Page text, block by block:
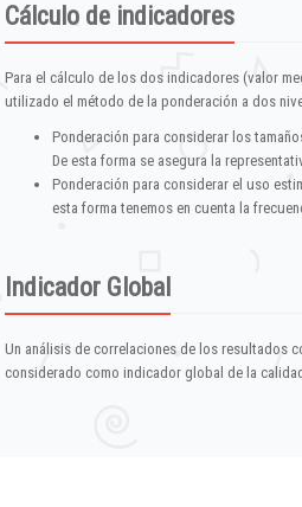
Cálculo de indicadores
Para el cálculo de los dos indicadores (valor
utilizado el método de la ponderación a dos
Ponderación para considerar los
De esta forma se asegura la
Ponderación para considerar el uso
esta forma tenemos en cuenta la
Indicador Global
Un análisis de correlaciones de los resultados
considerado como indicador global de la